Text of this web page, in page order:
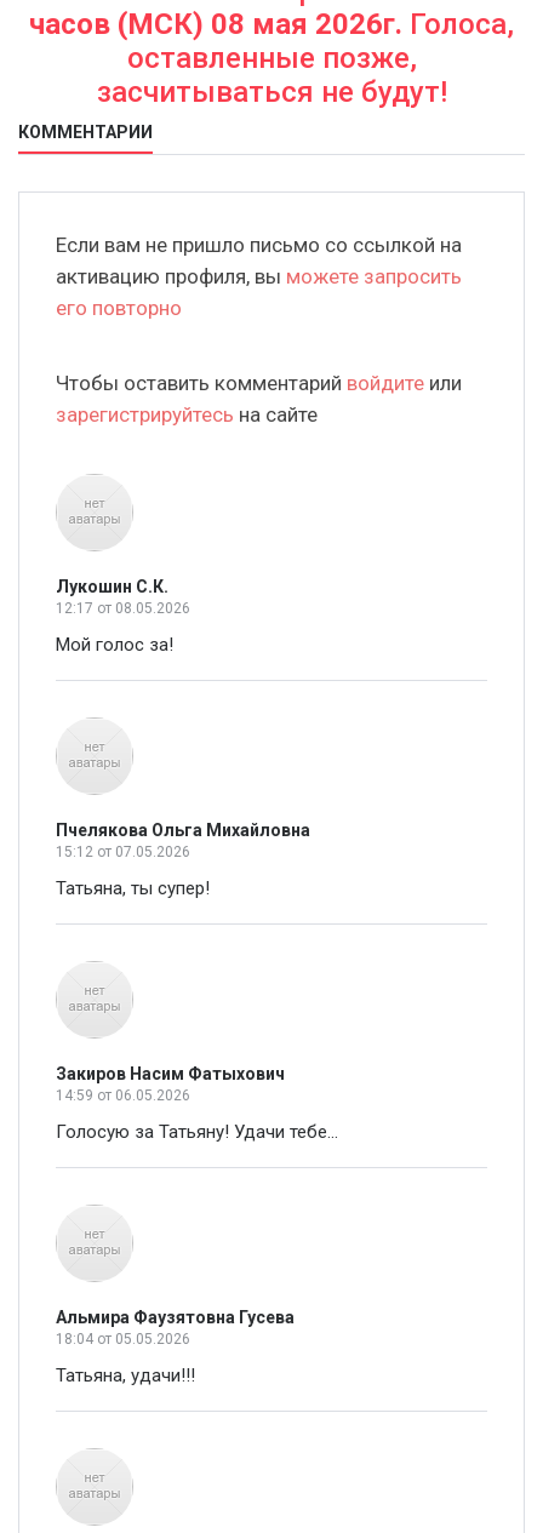
часов (МСК) 08 мая 2026г. Голоса,
оставленные позже,
засчитываться не будут!
КОММЕНТАРИИ
Если вам не пришло письмо со ссылкой на
активацию профиля, вы можете запросить
его повторно
Чтобы оставить комментарий войдите или
зарегистрируйтесь на сайте
Лукошин С.К.
12:17 от 08.05.2026
Мой голос за!
Пчелякова Ольга Михайловна
15:12 от 07.05.2026
Татьяна, ты супер!
Закиров Насим Фатыхович
14:59 от 06.05.2026
Голосую за Татьяну! Удачи тебе...
Альмира Фаузятовна Гусева
18:04 от 05.05.2026
Татьяна, удачи!!!